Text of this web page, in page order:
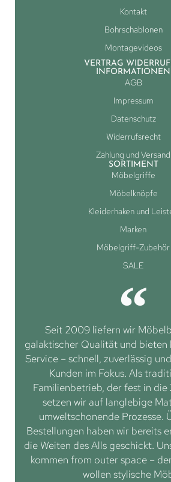
Kontakt
Bohrschablonen
Montagevideos
VERTRAG
INFORMATIONEN
AGB
Impressum
Datenschutz
Widerrufsrecht
Zahlung und Versand
SORTIMENT
Möbelgriffe
Möbelknöpfe
Kleiderhaken und
Marken
Möbelgriff-Zubehör
SALE
Seit 2009 liefern wir
galaktischer Qualität und bieten
Service – schnell, zuverlässig
Kunden im Fokus. Als
Familienbetrieb, der fest in
setzen wir auf langlebige
umweltschonende Prozesse.
Bestellungen haben wir bereits
die Weiten des Alls geschickt.
kommen from outer space –
wollen stylische